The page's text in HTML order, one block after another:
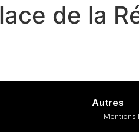
de la
Autres
Mentions